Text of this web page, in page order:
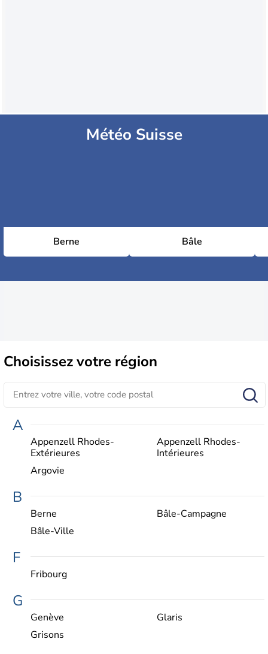
Météo Suisse
Berne Bâle
Choisissezvotre région
A
Appenzell Rhodes-
Extérieures
Appenzell Rhodes-
Intérieures
Argovie
B
Berne
Bâle-Campagne
Bâle-Ville
F
Fribourg
G
Genève
Glaris
Grisons